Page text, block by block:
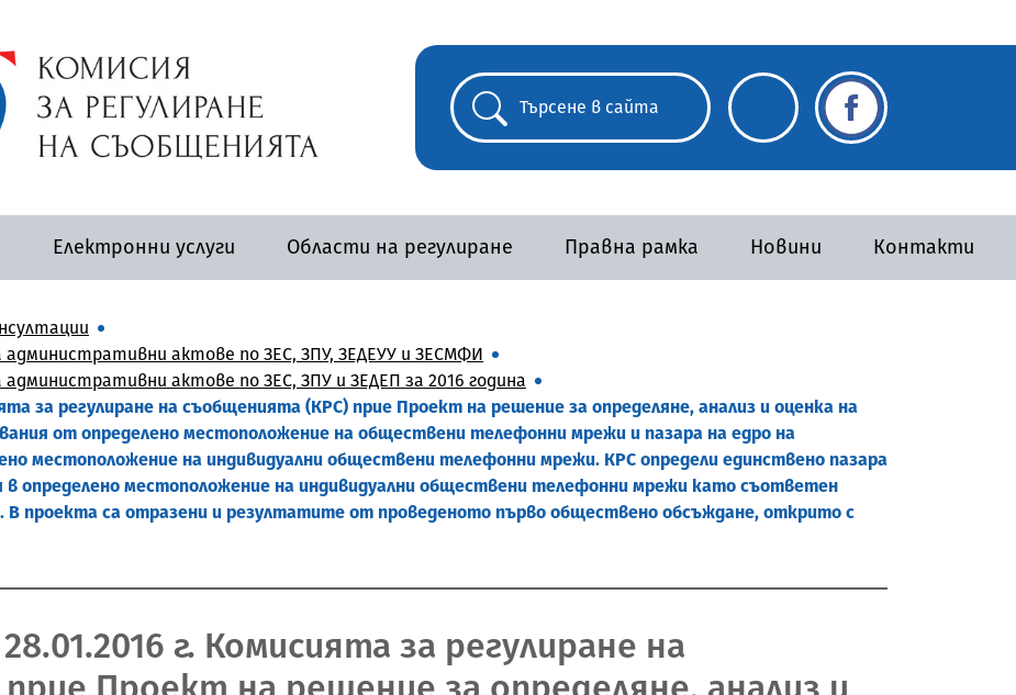
Електронни услуги Области на регулиране Правна рамка Новини Контакти
актове по ЗЕС, ЗПУ, ЗЕДЕУУ и ЗЕСМФИ
актове по ЗЕС, ЗПУ и ЗЕДЕП за 2016 година
за регулиране на съобщенията (КРС) прие Проект на решение за определяне, анализ и оценка на
от определено местоположение на обществени телефонни мрежи и пазара на едро на
местоположение на индивидуални обществени телефонни мрежи. КРС определи единствено пазара
в определено местоположение на индивидуални обществени телефонни мрежи като съответен
В проекта са отразени и резултатите от проведеното първо обществено обсъждане, открито с
г. Комисията за регулиране на